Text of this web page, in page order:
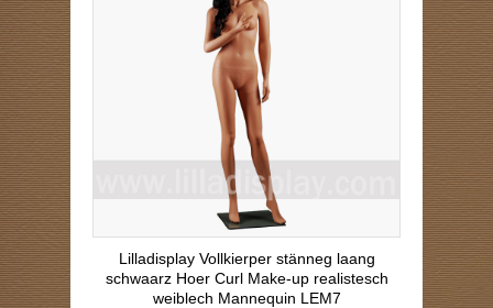
Lilladisplay Vollkierper stänneg laang
schwaarz Hoer Curl Make-up realistesch
weiblech Mannequin LEM7